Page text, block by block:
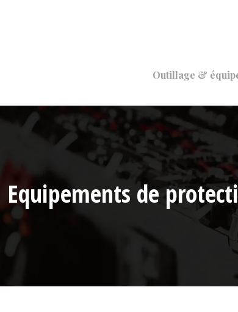
Outillage &
Equipements de